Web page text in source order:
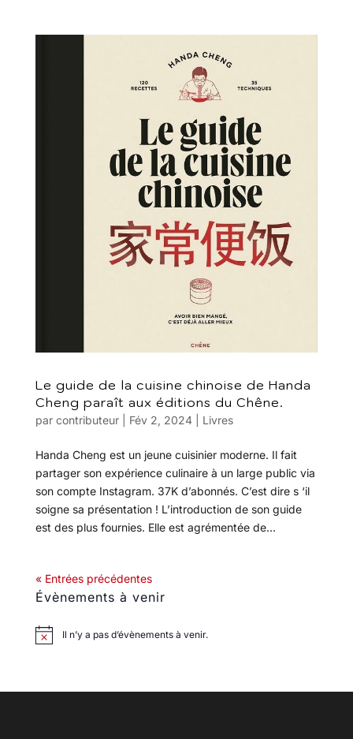
Le guide de la cuisine chinoise de Handa
Cheng paraît aux éditions du Chêne.
par contributeur| Fév 2, 2024| Livres
Handa Cheng est un jeune cuisinier moderne. Il fait
partager son expérience culinaire à un large public via
son compte Instagram. 37K d’abonnés. C’est dire s ‘il
soigne sa présentation ! L’introduction de son guide
est des plus fournies. Elle est agrémentée de...
« Entrées précédentes
Évènements à venir
Il n’y a pas d’évènements à venir.